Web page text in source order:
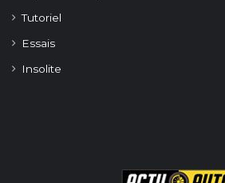
Tutoriel
Essais
Insolite